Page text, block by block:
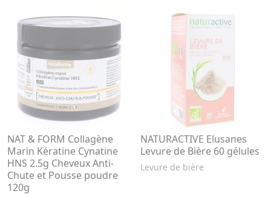
NAT & FORM Collagène
Marin Kératine Cynatine
HNS 2.5g Cheveux Anti-
Chute et Pousse poudre
120g
NATURACTIVE Elusanes
Levure de Bière 60 gélules
Levure de bière